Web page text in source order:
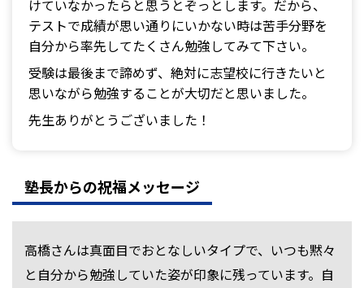
けていなかったらと思うとぞっとします。だから、
テストで成績が思い通りにいかない時は苦手分野を
自分から率先してたくさん勉強してみて下さい。
受験は最後まで諦めず、絶対に志望校に行きたいと
思いながら勉強することが大切だと思いました。
先生ありがとうございました！
塾長からの祝福メッセージ
高橋さんは真面目でおとなしいタイプで、いつも黙々
と自分から勉強していた姿が印象に残っています。自